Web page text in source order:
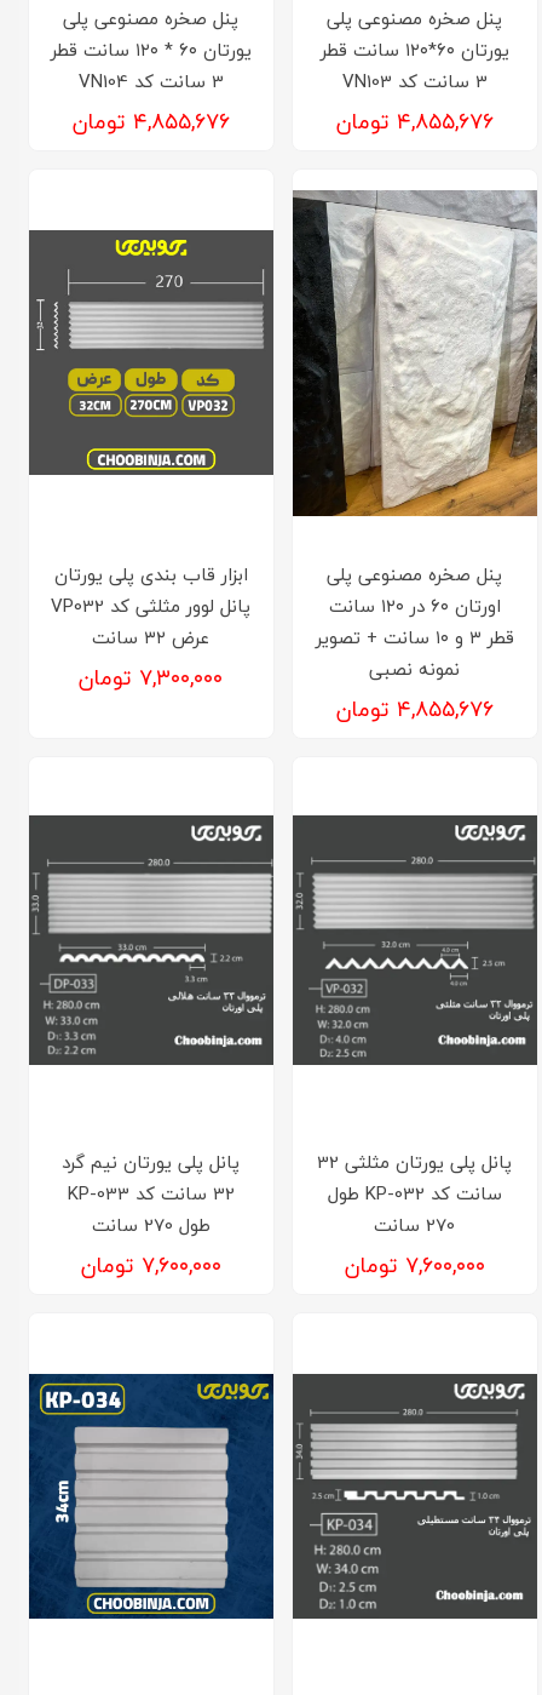
پنل صخره مصنوعی پلی
یورتان ۶۰*۱۲۰ سانت قطر
3 سانت کد VN103
۴,۸۵۵,۶۷۶ تومان
پنل صخره مصنوعی پلی
یورتان ۶۰ * ۱۲۰ سانت قطر
3 سانت کد VN104
۴,۸۵۵,۶۷۶ تومان
پنل صخره مصنوعی پلی
اورتان ۶۰ در ۱۲۰ سانت
قطر ۳ و ۱۰ سانت + تصویر
نمونه نصبی
۴,۸۵۵,۶۷۶ تومان
ابزار قاب بندی پلی یورتان
پانل لوور مثلثی کد VP032
عرض ۳۲ سانت
۷,۳۰۰,۰۰۰ تومان
پانل پلی یورتان مثلثی 32
سانت کد KP-032 طول
270 سانت
۷,۶۰۰,۰۰۰ تومان
پانل پلی یورتان نیم گرد
32 سانت کد KP-033
طول 270 سانت
۷,۶۰۰,۰۰۰ تومان